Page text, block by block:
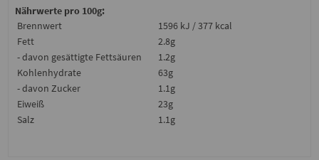
Nährwerte pro 100g:
Brennwert
1596 kJ / 377 kcal
Fett
2.8g
- davon gesättigte Fettsäuren
1.2g
Kohlenhydrate
63g
- davon Zucker
1.1g
Eiweiß
23g
Salz
1.1g